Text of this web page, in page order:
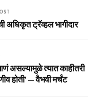
अधिकृत ट्रॅव्हल भागीदार
असल्यामुळे त्यात काहीतरी
होती’ – वैभवी मर्चंट